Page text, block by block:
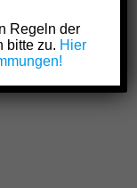
i.S.d. § 10
Regeln der
bitte zu. Hier